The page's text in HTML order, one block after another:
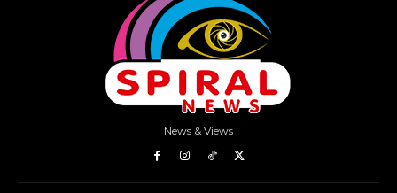
News & Views